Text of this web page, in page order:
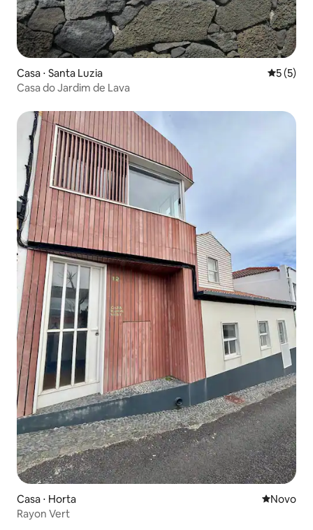
Casa ⋅ Santa Luzia 5 de
5 (5)
Casa do Jardim de Lava
Casa ⋅ Horta Novo
Novo
Rayon Vert